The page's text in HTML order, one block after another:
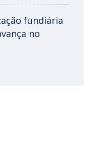
fundiária
no